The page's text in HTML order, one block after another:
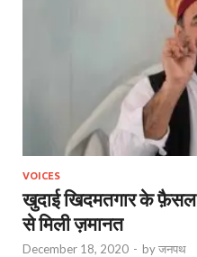
VOICES
खुदाई खिदमतगार के फ़ैसल
से मिली ज़मानत
December 18, 2020 - byजनपथ